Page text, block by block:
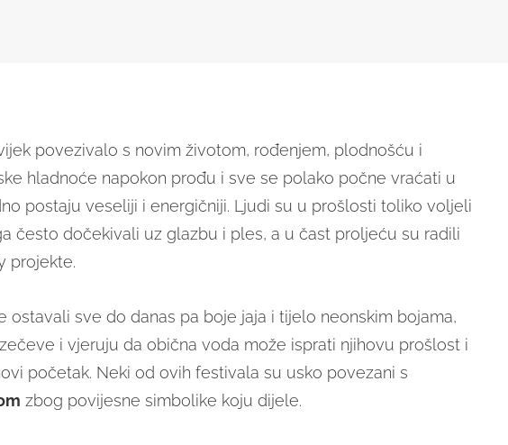
povezivalo s novim životom, rođenjem, plodnošću i
hladnoće napokon prođu i sve se polako počne vraćati u
postaju veseliji i energičniji. Ljudi su u prošlosti toliko voljeli
često dočekivali uz glazbu i ples, a u čast proljeću su radili
projekte.
ostavali sve do danas pa boje jaja i tijelo neonskim bojama,
i vjeruju da obična voda može isprati njihovu prošlost i
početak. Neki od ovih festivala su usko povezani s
zbog povijesne simbolike koju dijele.